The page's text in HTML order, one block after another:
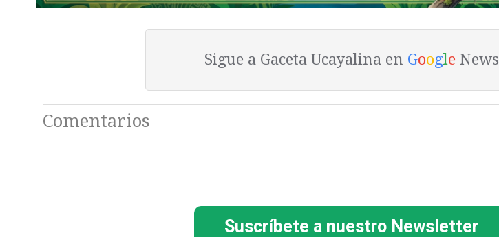
Sigue a Gaceta Ucayalina en GoogleNews
Comentarios
Suscríbete a nuestro Newsletter